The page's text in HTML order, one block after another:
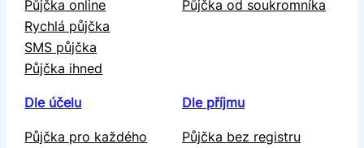
Půjčka online
Rychlá půjčka
SMS půjčka
Půjčka ihned
Půjčka od soukromníka
Dle účelu
Půjčka pro každého
Dle příjmu
Půjčka bez registru